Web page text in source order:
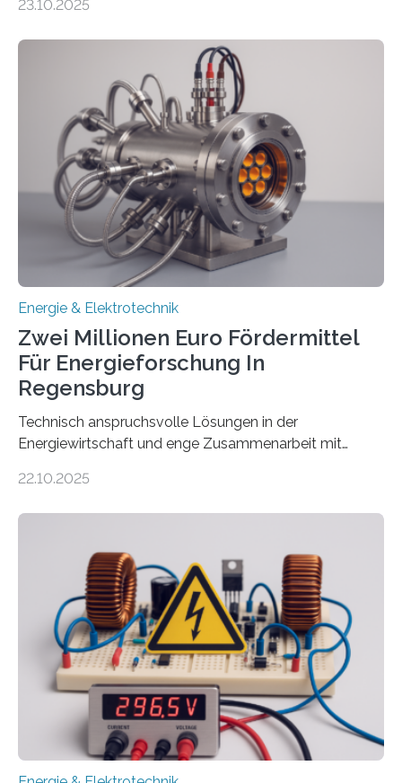
ermöglichen. Doch der dafür nötige Netzausbau hinkt
einem „Anschlussstau“. Die Stiftung
Umweltenergierecht hat den Rechtsrahmen in einem
neuen Bericht für die Praxis eingeordnet – inklusive der
Rolle von flexiblen Netzanschlussvereinbarungen. Der
Netzanschluss von Erneuerbare-Energien-Anlagen
(EE-Anlagen) ist entscheidend für die Energiewende.
Denn ohne Anschluss an das Netz kann kein Strom
eingespeist werden. Nach dem Erneuerbare-Energien-
Gesetz (EEG) sind Netzbetreiber…
23.10.2025
Energie & Elektrotechnik
Zwei Millionen Euro Fördermittel
Für Energieforschung In
Regensburg
Technisch anspruchsvolle Lösungen in der
Energiewirtschaft und enge Zusammenarbeit mit
neuen EU-geförderten Transfer-Projekte zu
Energietechnologien werden vom Europäischen
Sozialfonds Plus (ESF+) gefördert – mit einer
Gesamtsumme von mehr als zwei Millionen Euro.
Damit zählt die Hochschule zu den großen
Gewinnerinnen der aktuellen Förderrunde des
Bayerischen Wissenschaftsministeriums. Im
Mittelpunkt steht der direkte Wissenstransfer: Neue
wissenschaftliche Erkenntnisse sollen rasch in die
22.10.2025